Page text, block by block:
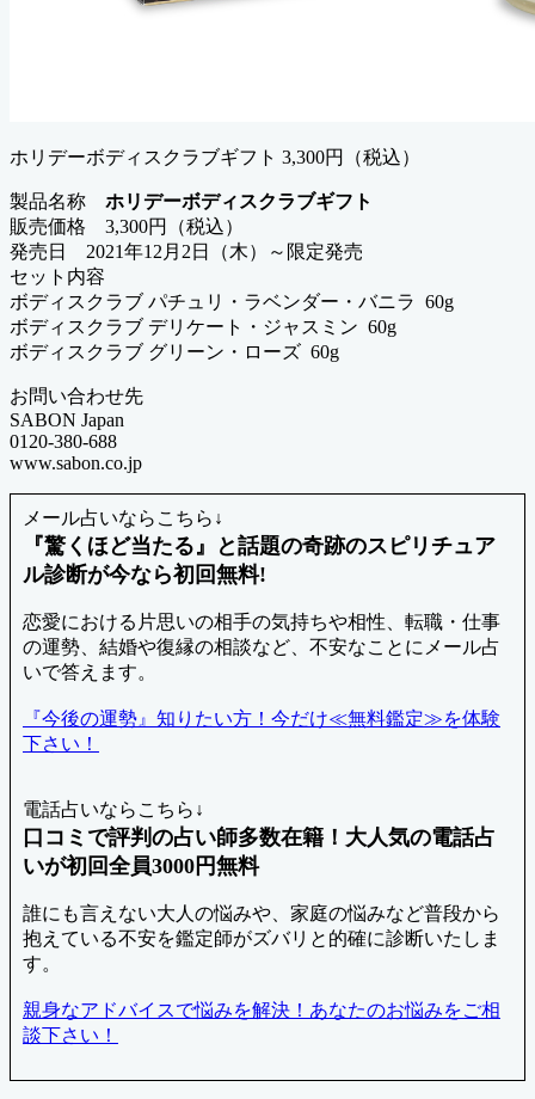
ホリデーボディスクラブギフト 3,300円（税込）
製品名称 ホリデーボディスクラブギフト
販売価格 3,300円（税込）
発売日 2021年12月2日（木）～限定発売
セット内容
ボディスクラブ パチュリ・ラベンダー・バニラ 60g
ボディスクラブ デリケート・ジャスミン 60g
ボディスクラブ グリーン・ローズ 60g
お問い合わせ先
SABON Japan
0120-380-688
www.sabon.co.jp
メール占いならこちら↓
『驚くほど当たる』と話題の奇跡のスピリチュア
ル診断が今なら初回無料!
恋愛における片思いの相手の気持ちや相性、転職・仕事
の運勢、結婚や復縁の相談など、不安なことにメール占
いで答えます。
『今後の運勢』知りたい方！今だけ≪無料鑑定≫を体験
下さい！
電話占いならこちら↓
口コミで評判の占い師多数在籍！大人気の電話占
いが初回全員3000円無料
誰にも言えない大人の悩みや、家庭の悩みなど普段から
抱えている不安を鑑定師がズバリと的確に診断いたしま
す。
親身なアドバイスで悩みを解決！あなたのお悩みをご相
談下さい！